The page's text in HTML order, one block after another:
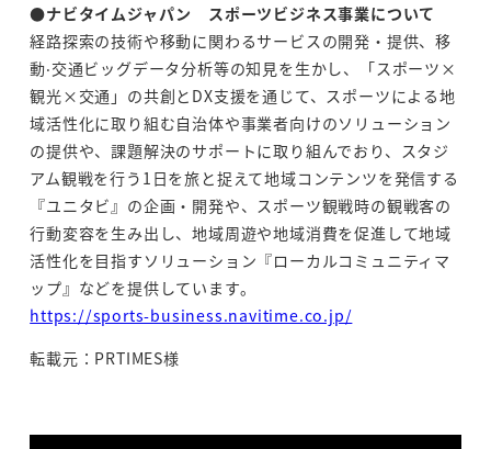
●ナビタイムジャパン スポーツビジネス事業について
経路探索の技術や移動に関わるサービスの開発・提供、移
動‧交通ビッグデータ分析等の知見を生かし、「スポーツ×
観光×交通」の共創とDX支援を通じて、スポーツによる地
域活性化に取り組む自治体や事業者向けのソリューション
の提供や、課題解決のサポートに取り組んでおり、スタジ
アム観戦を行う1日を旅と捉えて地域コンテンツを発信する
『ユニタビ』の企画・開発や、スポーツ観戦時の観戦客の
行動変容を生み出し、地域周遊や地域消費を促進して地域
活性化を目指すソリューション『ローカルコミュニティマ
ップ』などを提供しています。
https://sports-business.navitime.co.jp/
転載元：PRTIMES様